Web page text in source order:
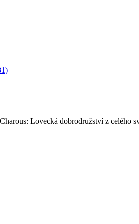
Lovecká dobrodružství z celého